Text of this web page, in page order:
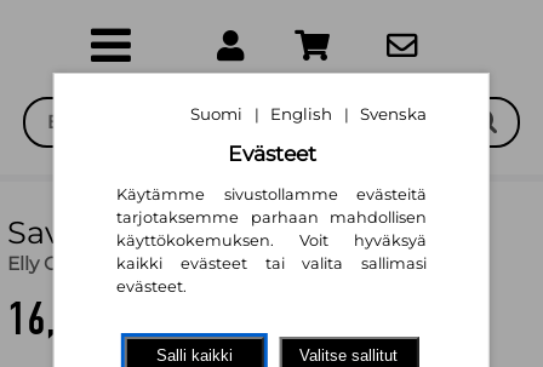
Savuverho
Elly Griffiths ,Pauli Tapio (käänt.)
16,60 €
Suomi | English | Svenska
Evästeet
Käytämme sivustollamme evästeitä
tarjotaksemme parhaan mahdollisen
käyttökokemuksen. Voit hyväksyä
kaikki evästeet tai valita sallimasi
evästeet.
Salli kaikki Valitse sallitut